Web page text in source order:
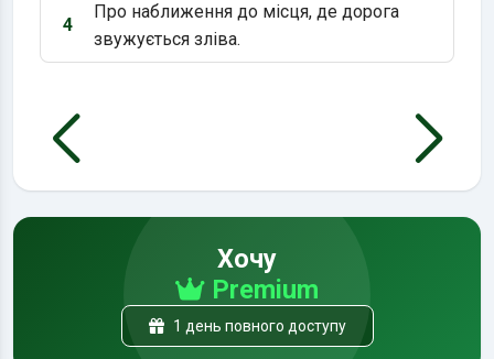
Варіант 4:
4
Про наближення до місця, де дорога
звужується зліва.
Хочу
Premium
1 день повного доступу